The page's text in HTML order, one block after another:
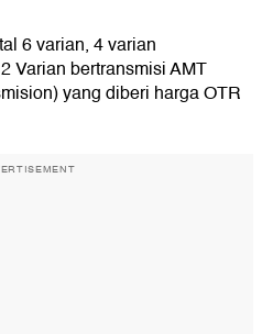
6 varian, 4 varian
Varian bertransmisi AMT
yang diberi harga OTR